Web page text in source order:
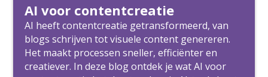
AI voor contentcreatie
AI heeft contentcreatie getransformeerd, van
blogs schrijven tot visuele content genereren.
Het maakt processen sneller, efficiënter en
creatiever. In deze blog ontdek je wat AI voor